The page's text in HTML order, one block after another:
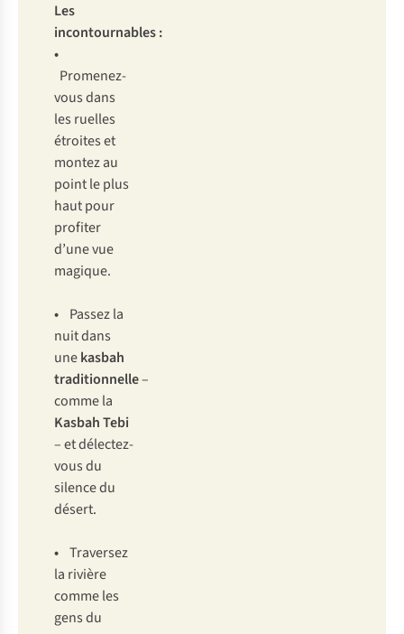
Les
incontournables :
•
Promenez-
vous dans
les ruelles
étroites et
montez au
point le plus
haut pour
profiter
d’une vue
magique.
• Passez la
nuit dans
unekasbah
traditionnelle–
comme la
Kasbah Tebi
– et délectez-
vous du
silence du
désert.
• Traversez
la rivière
comme les
gens du